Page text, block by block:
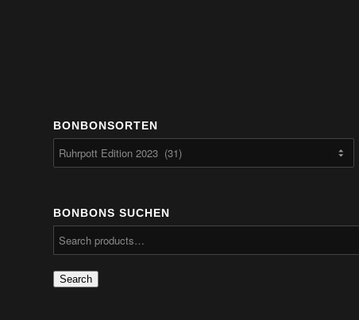
BONBONSORTEN
BONBONS SUCHEN
Search